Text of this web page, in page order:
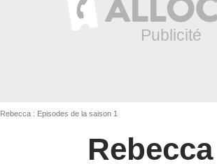
Rebecca : Episodes de la saison 1
Rebecca